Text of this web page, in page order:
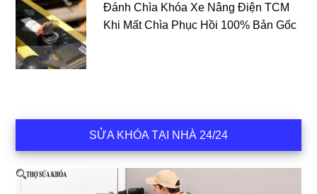
Đánh Chìa Khóa Xe Nâng Điện TCM
Khi Mất Chìa Phục Hồi 100% Bản Gốc
SỬA KHÓA TẠI NHÀ 24/24